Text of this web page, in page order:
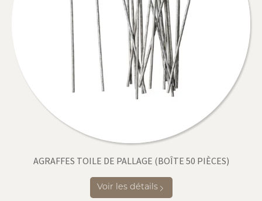
AGRAFFES TOILE DE PALLAGE (BOÎTE 50 PIÈCES)
Voir les détails